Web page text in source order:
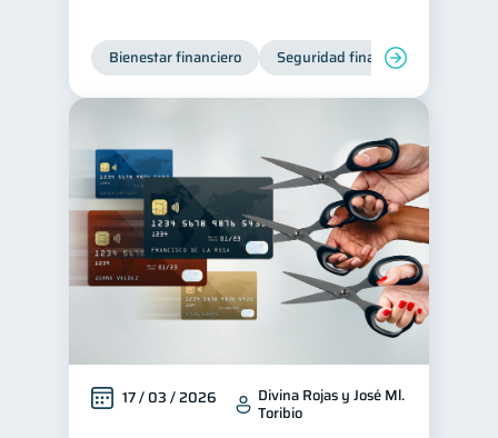
Bienestar financiero Seguridad financiera
17 / 03 / 2026 Divina Rojas y José Ml.
Toribio